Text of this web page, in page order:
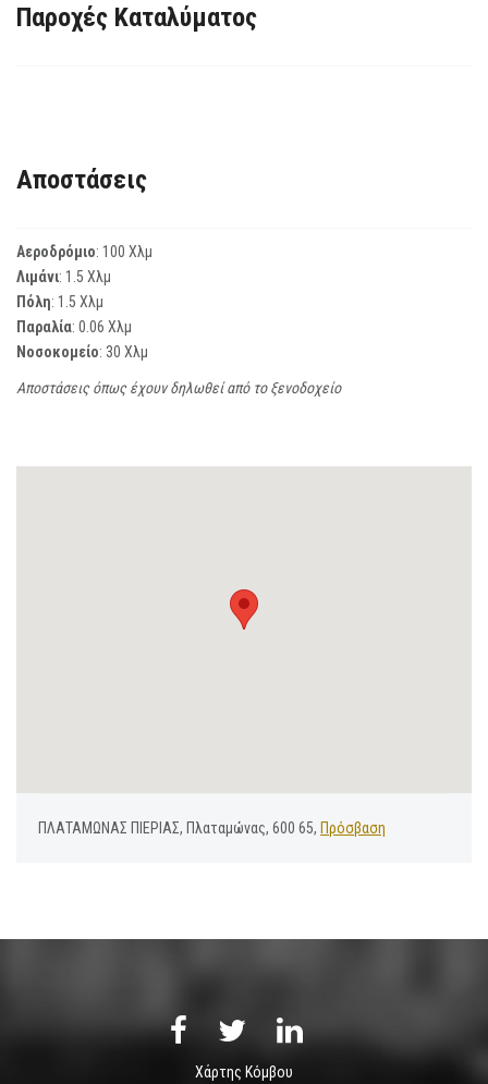
Παροχές Καταλύματος
Αποστάσεις
Αεροδρόμιο: 100 Χλμ
Λιμάνι: 1.5 Χλμ
Πόλη: 1.5 Χλμ
Παραλία: 0.06 Χλμ
Νοσοκομείο: 30 Χλμ
Αποστάσεις όπως έχουν δηλωθεί από το ξενοδοχείο
ΠΛΑΤΑΜΩΝΑΣ ΠΙΕΡΙΑΣ, Πλαταμώνας, 600 65, Πρόσβαση
Χάρτης Κόμβου